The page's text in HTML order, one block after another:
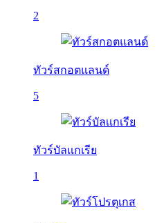
2
ทัวร์สกอตแลนด์
5
ทัวร์บัลเเกเรีย
1